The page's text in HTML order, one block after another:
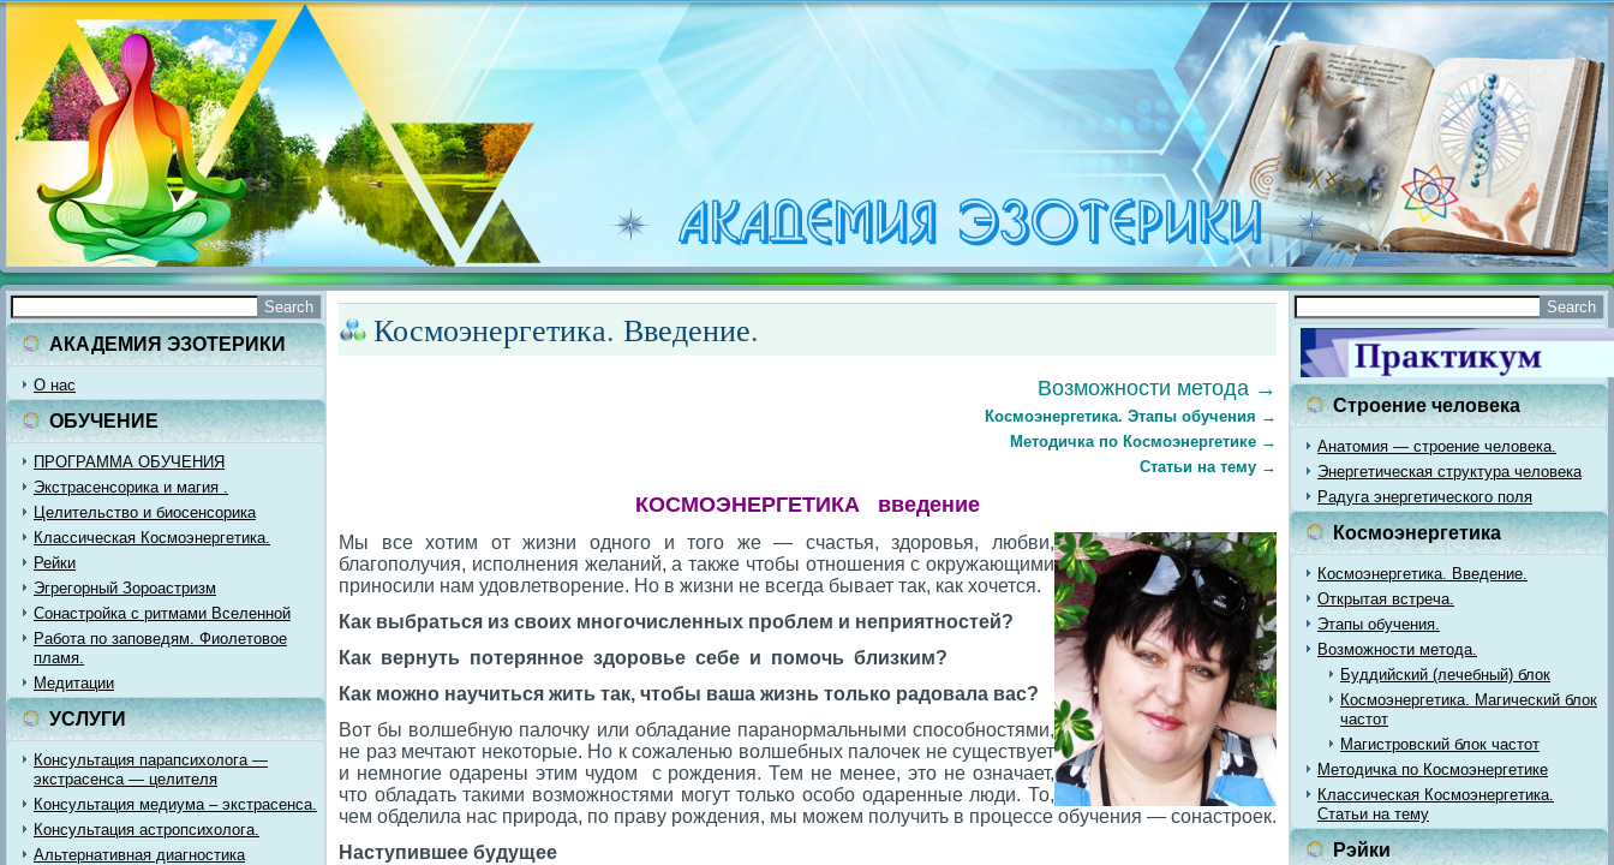
АКАДЕМИЯ ЭЗОТЕРИКИ
О нас
ОБУЧЕНИЕ
ПРОГРАММА ОБУЧЕНИЯ
Экстрасенсорика и магия .
Целительство и биосенсорика
Классическая Космоэнергетика.
Рейки
Эгрегорный Зороастризм
Сонастройка с ритмами Вселенной
Работа по заповедям. Фиолетовое
пламя.
Медитации
УСЛУГИ
Консультация парапсихолога —
экстрасенса — целителя
Консультация медиума – экстрасенса.
Консультация астропсихолога.
Альтернативная диагностика
Космоэнергетика. Введение.
Возможности метода →
Космоэнергетика. Этапы обучения →
Методичка по Космоэнергетике →
Статьи на тему →
КОСМОЭНЕРГЕТИКА введение
Мы все хотим от жизни одного и того же — счастья, здоровья, любви,
благополучия, исполнения желаний, а также чтобы отношения с окружающими
приносили нам удовлетворение. Но в жизни не всегда бывает так, как хочется.
Как выбраться из своих многочисленных проблем и неприятностей?
Как вернуть потерянное здоровье себе и помочь близким?
Как можно научиться жить так, чтобы ваша жизнь только радовала вас?
Вот бы волшебную палочку или обладание паранормальными способностями,
не раз мечтают некоторые. Но к сожаленью волшебных палочек не существует
и немногие одарены этим чудом с рождения. Тем не менее, это не означает,
что обладать такими возможностями могут только особо одаренные люди. То,
чем обделила нас природа, по праву рождения, мы можем получить в процессе обучения — сонастроек.
Наступившее будущее
Строение человека
Анатомия — строение человека.
Энергетическая структура человека
Радуга энергетического поля
Космоэнергетика
Космоэнергетика. Введение.
Открытая встреча.
Этапы обучения.
Возможности метода.
Буддийский (лечебный) блок
Космоэнергетика. Магический блок
частот
Магистровский блок частот
Методичка по Космоэнергетике
Классическая Космоэнергетика.
Статьи на тему
Рэйки